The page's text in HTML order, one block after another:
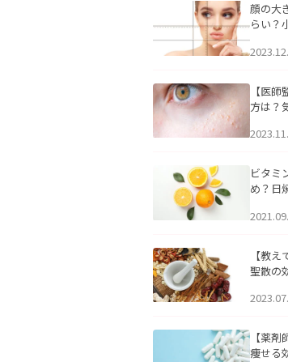
顔の大
らい？
【医
方は？
アにつ
ビタミ
め？日
【教
聖散の
【薬
痩せる